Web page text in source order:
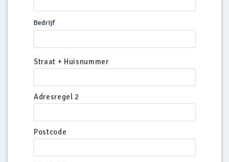
Bedrijf
Straat + Huisnummer
Adresregel 2
Postcode